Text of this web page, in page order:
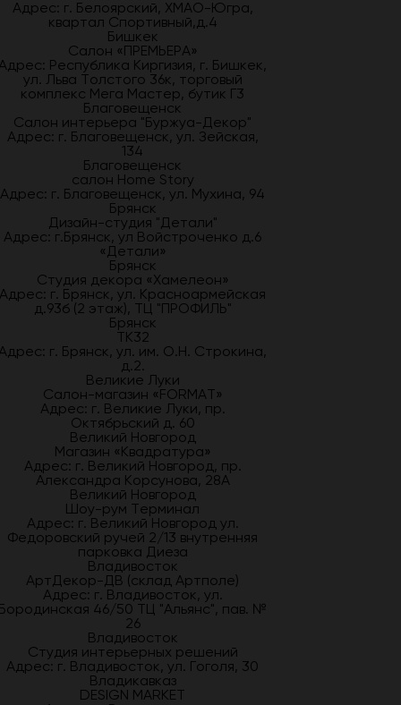
Адрес: г. Белоярский, ХМАО-Югра,
квартал Спортивный,д.4
Бишкек
Салон «ПРЕМЬЕРА»
Республика Киргизия, г. Бишкек,
ул. Льва Толстого 36к, торговый
комплекс Мега Мастер, бутик Г3
Благовещенск
Салон интерьера "Буржуа-Декор"
Адрес: г. Благовещенск, ул. Зейская,
134
Благовещенск
салон Home Story
Адрес: г. Благовещенск, ул. Мухина, 94
Брянск
Дизайн-студия "Детали"
Адрес: г.Брянск, ул Войстроченко д.6
«Детали»
Брянск
Студия декора «Хамелеон»
Адрес: г. Брянск, ул. Красноармейская
д.93б (2 этаж), ТЦ "ПРОФИЛЬ"
Брянск
ТК32
г. Брянск, ул. им. О.Н. Строкина,
д.2.
Великие Луки
Салон-магазин «FORMAT»
Адрес: г. Великие Луки, пр.
Октябрьский д. 60
Великий Новгород
Магазин «Квадратура»
Адрес: г. Великий Новгород, пр.
Александра Корсунова, 28А
Великий Новгород
Шоу-рум Терминал
Адрес: г. Великий Новгород ул.
Федоровский ручей 2/13 внутренняя
парковка Диеза
Владивосток
АртДекор-ДВ (склад Артполе)
Адрес: г. Владивосток, ул.
46/50 ТЦ "Альянс", пав. №
26
Владивосток
Студия интерьерных решений
Адрес: г. Владивосток, ул. Гоголя, 30
Владикавказ
DESIGN MARKET